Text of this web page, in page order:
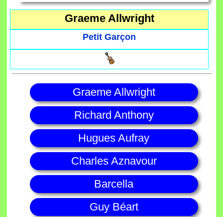
Graeme Allwright
Petit Garçon
Graeme Allwright
Richard Anthony
Hugues Aufray
Charles Aznavour
Barcella
Guy Béart